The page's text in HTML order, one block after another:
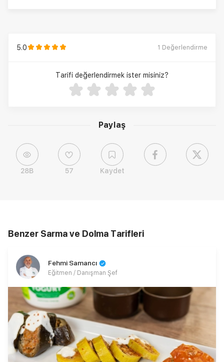
Paylaş
28B 57 Kaydet
5.0 1 Değerlendirme
Tarifi değerlendirmek ister misiniz?
Benzer Sarma ve Dolma Tarifleri
Fehmi Samancı
Eğitmen / Danışman Şef